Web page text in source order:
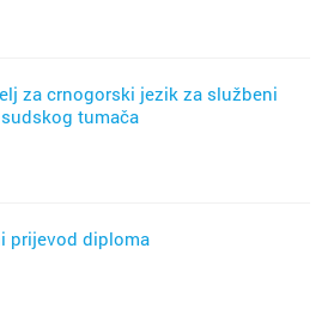
za crnogorski jezik za službeni
tumača
prijevod diploma